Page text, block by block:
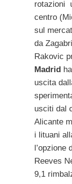
rotazioni
centro
sul
da
Rakovic
Madrid
uscita
usciti dal
Alicante
i lituani
l’opzione
Reeves
9,1